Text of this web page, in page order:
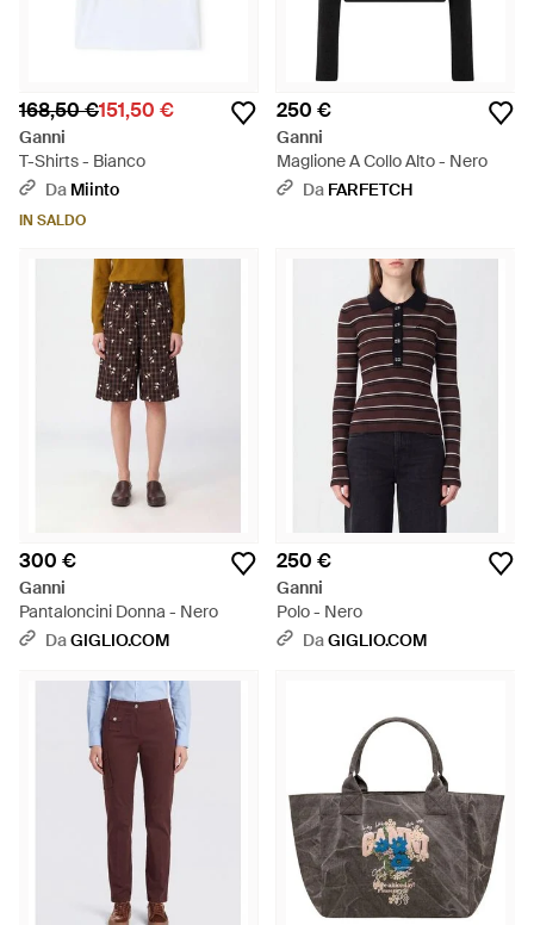
168,50 €151,50 €
Ganni
T-Shirts - Bianco
Da Miinto
IN SALDO
250 €
Ganni
Maglione A Collo Alto - Nero
Da FARFETCH
300 €
Ganni
Pantaloncini Donna - Nero
DaGIGLIO.COM
250 €
Ganni
Polo - Nero
DaGIGLIO.COM